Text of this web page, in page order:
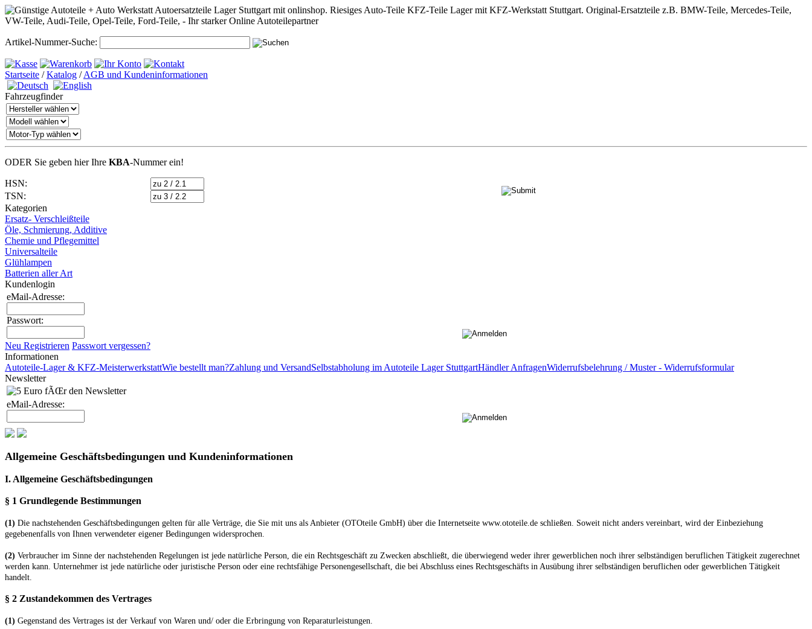
Artikel-Nummer-Suche:
Startseite /Katalog /AGB und Kundeninformationen
Fahrzeugfinder
ODER Sie geben hier Ihre KBA-Nummerein!
HSN:
TSN:
Kategorien
Ersatz- Verschleißteile
Öle, Schmierung, Additive
Chemie und Pflegemittel
Universalteile
Glühlampen
Batterien aller Art
Kundenlogin
eMail-Adresse:
Passwort:
Neu Registrieren Passwort vergessen?
Informationen
Autoteile-Lager & KFZ-MeisterwerkstattWie bestellt man?Zahlung und VersandSelbstabholung im Autoteile Lager StuttgartHändler AnfragenWiderrufsbelehrung / Muster - Widerrufsformular
Newsletter
eMail-Adresse:
Allgemeine Geschäftsbedingungen und Kundeninformationen
I. Allgemeine Geschäftsbedingungen
§ 1 Grundlegende Bestimmungen
(1) Die nachstehenden Geschäftsbedingungen gelten für alle Verträge, die Sie mit uns als Anbieter (OTOteile GmbH) über die Internetseite www.ototeile.de schließen. Soweit nicht anders vereinbart, wird der Einbeziehung
gegebenenfalls von Ihnen verwendeter eigener Bedingungen widersprochen.
(2) Verbraucher im Sinne der nachstehenden Regelungen ist jede natürliche Person, die ein Rechtsgeschäft zu Zwecken abschließt, die überwiegend weder ihrer gewerblichen noch ihrer selbständigen beruflichen Tätigkeit zugerechnet
werden kann. Unternehmer ist jede natürliche oder juristische Person oder eine rechtsfähige Personengesellschaft, die bei Abschluss eines Rechtsgeschäfts in Ausübung ihrer selbständigen beruflichen oder gewerblichen Tätigkeit
handelt.
§ 2 Zustandekommen des Vertrages
(1) Gegenstand des Vertrages ist der Verkauf von Waren und/ oder die Erbringung von Reparaturleistungen.